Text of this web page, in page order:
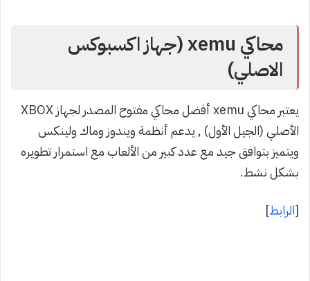
محاكي xemu (جهاز اكسبوكس
الاصلي)
يعتبر محاكي xemu أفضل محاكي مفتوح المصدر لجهاز XBOX
الأصلي (الجيل الأول) , يدعم أنظمة ويندوز وماك ولينكس
ويتميز بتوافق جيد مع عدد كبير من الألعاب مع استمرار تطويره
بشكل نشط.
[الرابط]